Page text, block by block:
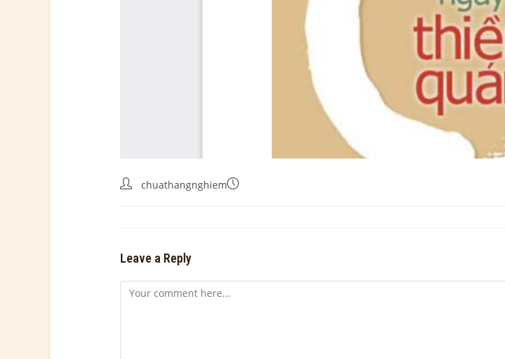
chuathangnghiem
Leave a Reply